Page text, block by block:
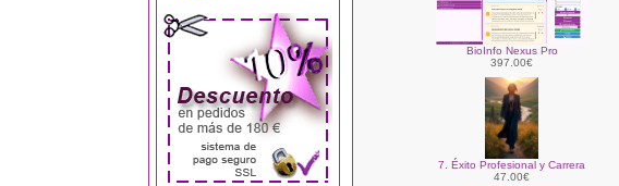
BioInfo Nexus Pro
397.00€
7. Éxito Profesional y Carrera
47.00€